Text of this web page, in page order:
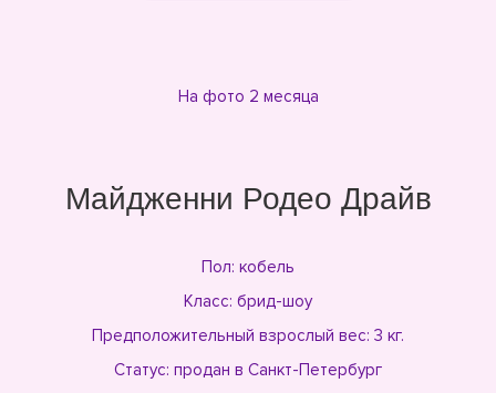
На фото 2 месяца
Майдженни Родео Драйв
Пол: кобель
Класс: брид-шоу
Предположительный взрослый вес: 3 кг.
Статус: продан в Санкт-Петербург